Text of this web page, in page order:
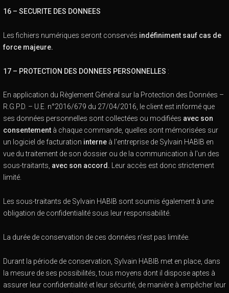
16 – SECURITE DES DONNEES
Les fichiers numériques seront conservés indéfiniment sauf cas de
force majeure.
17 – PROTECTION DES DONNEES PERSONNELLES :
En application du Règlement Général sur la Protection des Données –
R.G.P.D. – U.E. n°2016/679 du 27/04/2016, le client est informé que
ses données personnelles sont collectées ou modifiées avec son
consentement à chaque commande, quelles sont mémorisées sur
un logiciel de facturation interne à l'entreprise de Sylvain HABIB en
vue du traitement de son dossier ou de la communication à l'un des
sous-traitants, avec son accord. Leur accès est donc strictement
limité.
Les sous-traitants de Sylvain HABIB sont soumis également à une
obligation de confidentialité sous leur responsabilité.
La durée de conservation de ces données n'est pas limitée.
Durant la période de conservation, Sylvain HABIB met en place, dans
la mesure de ses possibilités, tous moyens dont il dispose aptes à
assurer leur confidentialité et leur sécurité, de manière à empêcher leur